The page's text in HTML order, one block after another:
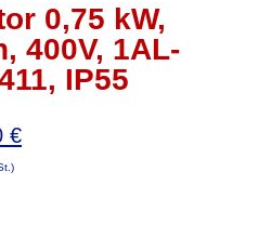
0,75 kW,
400V, 1AL-
IP55
€Aktueller